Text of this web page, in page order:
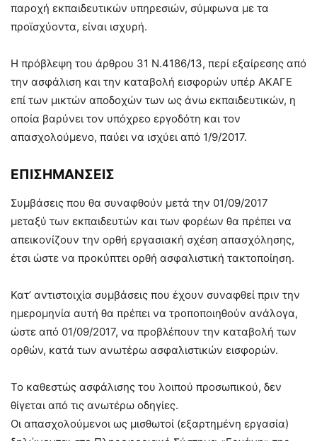
παροχή εκπαιδευτικών υπηρεσιών, σύμφωνα με τα
προϊσχύοντα, είναι ισχυρή.
Η πρόβλεψη του άρθρου 31 Ν.4186/13, περί εξαίρεσης από
την ασφάλιση και την καταβολή εισφορών υπέρ ΑΚΑΓΕ
επί των μικτών αποδοχών των ως άνω εκπαιδευτικών, η
οποία βαρύνει τον υπόχρεο εργοδότη και τον
απασχολούμενο, παύει να ισχύει από 1/9/2017.
ΕΠΙΣΗΜΑΝΣΕΙΣ
Συμβάσεις που θα συναφθούν μετά την 01/09/2017
μεταξύ των εκπαιδευτών και των φορέων θα πρέπει να
απεικονίζουν την ορθή εργασιακή σχέση απασχόλησης,
έτσι ώστε να προκύπτει ορθή ασφαλιστική τακτοποίηση.
Κατ’ αντιστοιχία συμβάσεις που έχουν συναφθεί πριν την
ημερομηνία αυτή θα πρέπει να τροποποιηθούν ανάλογα,
ώστε από 01/09/2017, να προβλέπουν την καταβολή των
ορθών, κατά των ανωτέρω ασφαλιστικών εισφορών.
Το καθεστώς ασφάλισης του λοιπού προσωπικού, δεν
θίγεται από τις ανωτέρω οδηγίες.
Οι απασχολούμενοι ως μισθωτοί (εξαρτημένη εργασία)